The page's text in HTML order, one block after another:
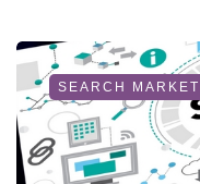
SEARCH